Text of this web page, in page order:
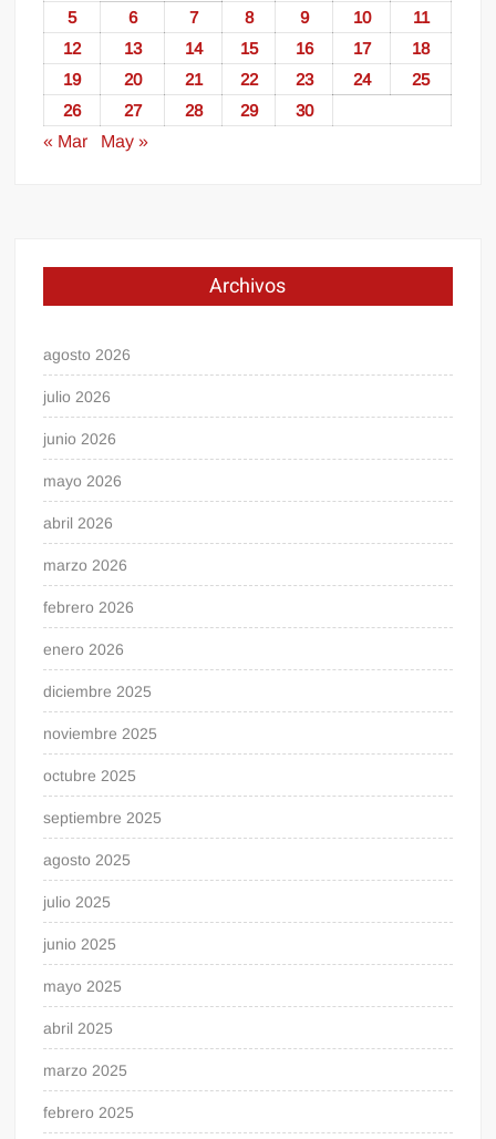
5
6 7 8 9 10
11
12
13 14 15 16 17
18
19
20 21 22 23 24
25
26
27 28 29
30
« Mar
May »
Archivos
agosto 2026
julio 2026
junio 2026
mayo 2026
abril 2026
marzo 2026
febrero 2026
enero 2026
diciembre 2025
noviembre 2025
octubre 2025
septiembre 2025
agosto 2025
julio 2025
junio 2025
mayo 2025
abril 2025
marzo 2025
febrero 2025